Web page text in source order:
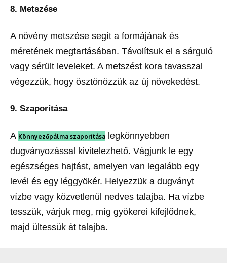
8. Metszése
A növény metszése segít a formájának és
méretének megtartásában. Távolítsuk el a sárguló
vagy sérült leveleket. A metszést kora tavasszal
végezzük, hogy ösztönözzük az új növekedést.
9. Szaporítása
A Könnyezőpálma szaporítása legkönnyebben
dugványozással kivitelezhető. Vágjunk le egy
egészséges hajtást, amelyen van legalább egy
levél és egy léggyökér. Helyezzük a dugványt
vízbe vagy közvetlenül nedves talajba. Ha vízbe
tesszük, várjuk meg, míg gyökerei kifejlődnek,
majd ültessük át talajba.